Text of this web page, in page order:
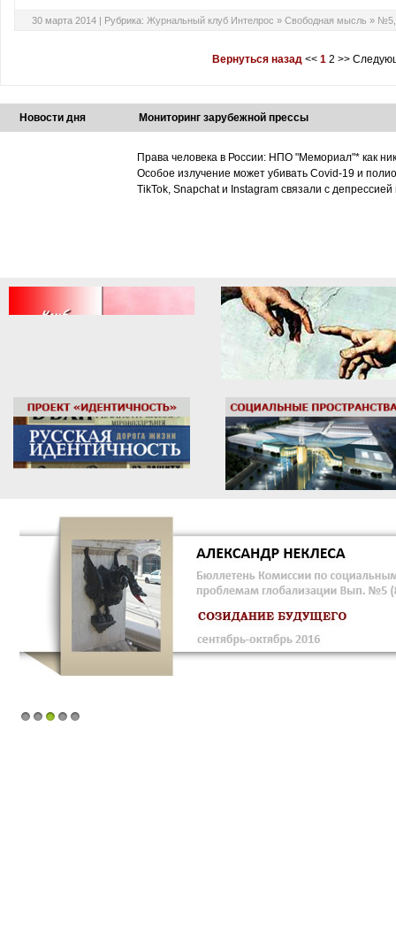
30 марта 2014 | Рубрика: Журнальный клуб Интелрос » Свободная мысль » №5,
Вернуться назад<< 1 2 >>
Новости дня Мониторинг зарубежной прессы
Права человека в России: НПО "Мемориал"* как
Особое излучение может убивать Covid-19 и
TikTok, Snapchat и Instagram связали с